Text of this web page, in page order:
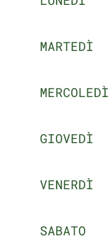
MARTEDÌ
MERCOLEDÌ
GIOVEDÌ
VENERDÌ
SABATO